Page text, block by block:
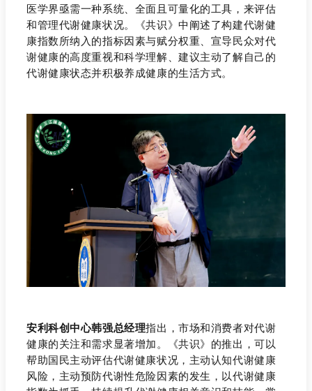
医学界亟需一种系统、全面且可量化的工具，来评估
和管理代谢健康状况。《共识》中阐述了构建代谢健
康指数所纳入的指标因素与赋分权重、宣导民众对代
谢健康的高度重视和科学理解、建议主动了解自己的
代谢健康状态并积极养成健康的生活方式。
安利科创中心韩强总经理指出，市场和消费者对代谢
健康的关注和需求显著增加。《共识》的推出，可以
帮助国民主动评估代谢健康状况，主动认知代谢健康
风险，主动预防代谢性危险因素的发生，以代谢健康